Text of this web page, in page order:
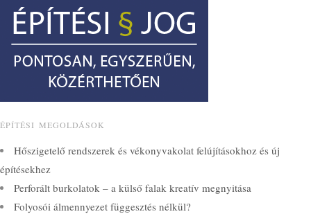
ÉPÍTÉSI MEGOLDÁSOK
Hőszigetelő rendszerek és vékonyvakolat felújításokhoz és új
építésekhez
Perforált burkolatok – a külső falak kreatív megnyitása
Folyosói álmennyezet függesztés nélkül?